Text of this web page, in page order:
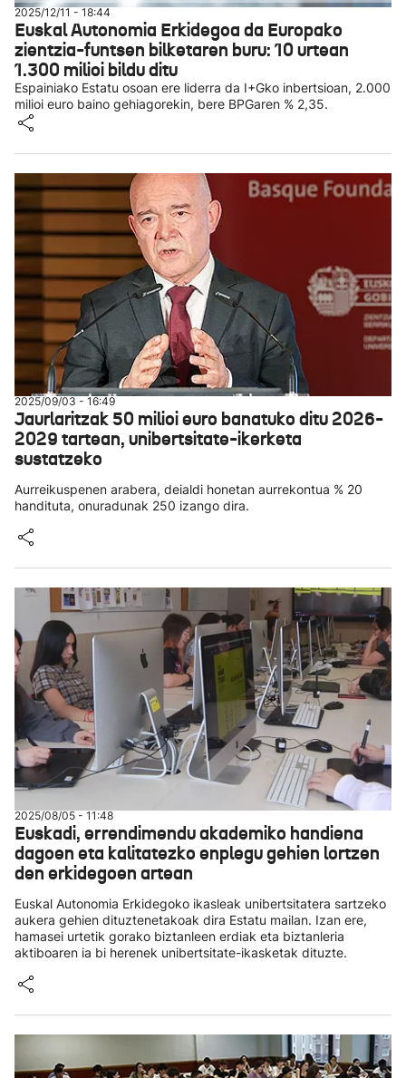
2025/12/11 - 18:44
Euskal Autonomia Erkidegoa da Europako
zientzia-funtsen bilketaren buru: 10 urtean
1.300 milioi bildu ditu
Espainiako Estatu osoan ere liderra da I+Gko inbertsioan, 2.000
milioi euro baino gehiagorekin, bere BPGaren % 2,35.
2025/09/03 - 16:49
Jaurlaritzak 50 milioi euro banatuko ditu 2026-
2029 tartean, unibertsitate-ikerketa
sustatzeko
Aurreikuspenen arabera, deialdi honetan aurrekontua % 20
handituta, onuradunak 250 izango dira.
2025/08/05 - 11:48
Euskadi, errendimendu akademiko handiena
dagoen eta kalitatezko enplegu gehien lortzen
den erkidegoen artean
Euskal Autonomia Erkidegoko ikasleak unibertsitatera sartzeko
aukera gehien dituztenetakoak dira Estatu mailan. Izan ere,
hamasei urtetik gorako biztanleen erdiak eta biztanleria
aktiboaren ia bi herenek unibertsitate-ikasketak dituzte.